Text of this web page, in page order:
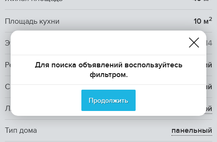
Площадь кухни 10 м2
Этаж / Этажность 10 / 14
Ремонт косметический
Санузел 1 совмещенный
Лифт 1 пассажирский и 1 грузовой
Тип дома панельный
Для поиска объявлений воспользуйтесь
фильтром.
Продолжить